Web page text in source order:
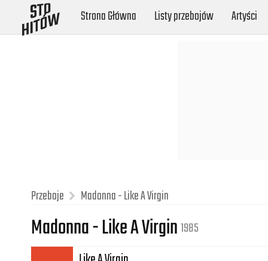
Strona Główna Listy przebojów Artyści
Przeboje Madonna - Like A Virgin
Madonna - Like A Virgin1985